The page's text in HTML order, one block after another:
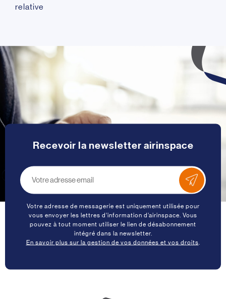
relative
Recevoir la newsletter airinspace
Votre adresse de messagerie est uniquement utilisée pour
vous envoyer les lettres d’information d’airinspace. Vous
pouvez à tout moment utiliser le lien de désabonnement
intégré dans la newsletter.
En savoir plus sur la gestion de vos données et vos droits